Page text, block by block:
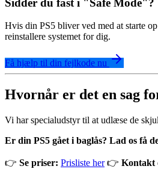
Hvis din PS5 bliver ved med at starte
reinstallere systemet for dig.
Få hjælp til din fejlkode nu
Hvornår er det en sag
Vi har specialudstyr til at udlæse de
Er din PS5 gået i baglås? Lad os få
👉 Se priser: Prisliste her👉 Kontakt